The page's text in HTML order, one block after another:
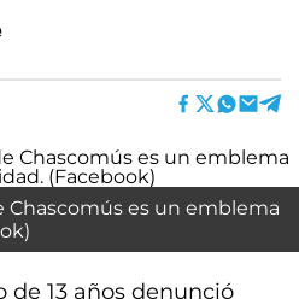
Chascomús es un emblema
13 años denunció